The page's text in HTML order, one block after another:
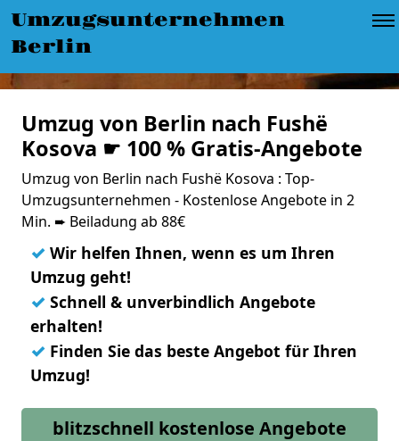
Umzugsunternehmen
Berlin
Umzug von Berlin nach Fushë
Kosova ☛ 100 % Gratis-Angebote
Umzug von Berlin nach Fushë Kosova : Top-
Umzugsunternehmen - Kostenlose Angebote in 2
Min. ➨ Beiladung ab 88€
✓ Wir helfen Ihnen, wenn es um Ihren
Umzug geht!
✓ Schnell & unverbindlich Angebote
erhalten!
✓ Finden Sie das beste Angebot für Ihren
Umzug!
blitzschnell kostenlose Angebote